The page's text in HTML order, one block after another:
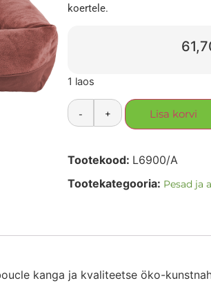
koertele.
1 laos
- + Lisa korvi
Tootekood: L6900/A
Tootekategooria: Pesad ja
kanga ja kvaliteetse öko-